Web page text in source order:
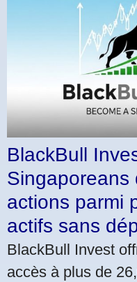
BlackBull
Singaporeans
actions parmi
actifs sans
BlackBull Invest
accès à plus de